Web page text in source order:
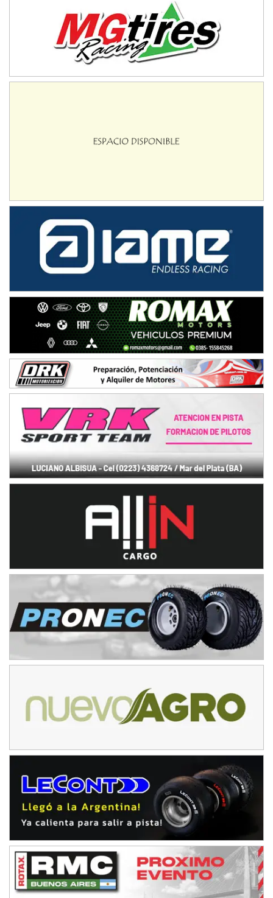
SUR SANTAFESINO - F4
José Samuel Sánchez (Tierra)
Rufino (Santa Fe)
Juan Navarro (Asfalto)